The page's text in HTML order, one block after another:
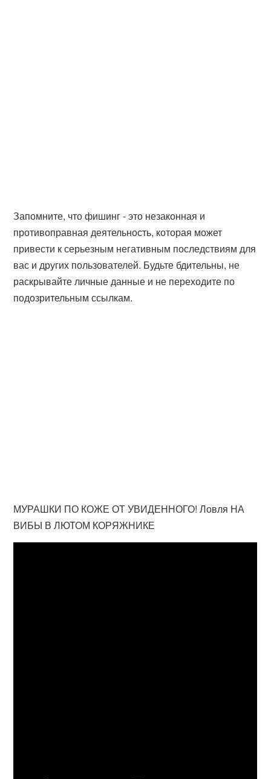
Запомните, что фишинг - это незаконная и
противоправная деятельность, которая может
привести к серьезным негативным последствиям для
вас и других пользователей. Будьте бдительны, не
раскрывайте личные данные и не переходите по
подозрительным ссылкам.
МУРАШКИ ПО КОЖЕ ОТ УВИДЕННОГО! Ловля НА
ВИБЫ В ЛЮТОМ КОРЯЖНИКЕ